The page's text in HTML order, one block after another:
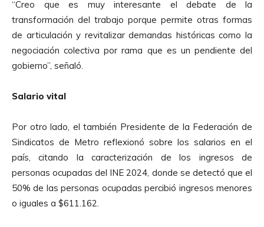
u
d
i
o
r
o
d
u
t
r
d
e
A
u
d
“Creo que es muy interesante el debate de la
transformación del trabajo porque permite otras formas
de articulación y revitalizar demandas históricas como la
negociación colectiva por rama que es un pendiente del
gobierno”, señaló.
Salario vital
Por otro lado, el también Presidente de la Federación de
Sindicatos de Metro reflexionó sobre los salarios en el
país, citando la caracterización de los ingresos de
personas ocupadas del INE 2024, donde se detectó que el
50% de las personas ocupadas percibió ingresos menores
o iguales a $611.162.